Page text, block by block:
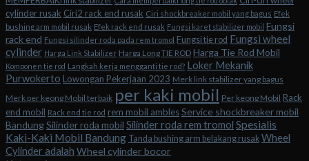
cylinder rusak Ciri2 rack end rusak Ciri shockbreaker mobil yang bagus Efek
bushing arm mobil rusak Efek rack end rusak Fungsi karet stabilizer mobil Fungsi
rack end Fungsi silinder roda pada rem tromol Fungsi tie rod Fungsi wheel
cylinder Harga Link Stabilizer Harga Long TIE ROD Harga Tie Rod Mobil
Komponen tie rod Langkah kerja mengganti tie rod? Loker Mekanik
Purwokerto Lowongan Pekerjaan 2023 Merk link stabilizer yang bagus
Merk per keong Mobil terbaik per kaki mobil Per keong Mobil Rack
end mobil Rack end tie rod rem mobil amblesService shockbreaker mobil
BandungSilinder roda mobil Silinder roda rem tromol Spesialis
Kaki-Kaki Mobil Bandung Tanda bushing arm belakang rusak Wheel
Cylinder adalah Wheel cylinder bocor